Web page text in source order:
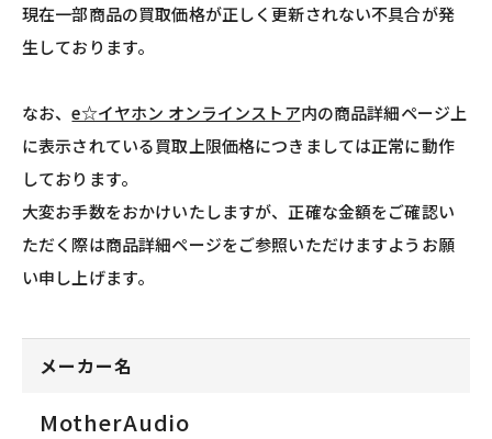
現在一部商品の買取価格が正しく更新されない不具合が発
生しております。
なお、e☆イヤホン オンラインストア内の商品詳細ページ上
に表示されている買取上限価格につきましては正常に動作
しております。
大変お手数をおかけいたしますが、正確な金額をご確認い
ただく際は商品詳細ページをご参照いただけますようお願
い申し上げます。
メーカー名
MotherAudio